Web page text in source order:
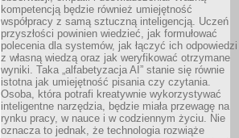
kompetencją będzie również umiejętność
współpracy z samą sztuczną inteligencją. Uczeń
przyszłości powinien wiedzieć, jak formułować
polecenia dla systemów, jak łączyć ich odpowiedzi
z własną wiedzą oraz jak weryfikować otrzymane
wyniki. Taka „alfabetyzacja AI” stanie się równie
istotna jak umiejętność pisania czy czytania.
Osoba, która potrafi kreatywnie wykorzystywać
inteligentne narzędzia, będzie miała przewagę na
rynku pracy, w nauce i w codziennym życiu. Nie
oznacza to jednak, że technologia rozwiąże